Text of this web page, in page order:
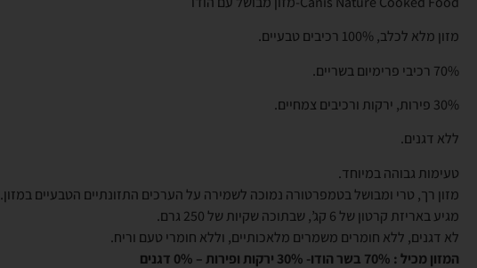
מזון מלא לכלב, 100% רכיבים טבעיים.
70% רכיבי פרימיום בשריים.
30% פירות, ירקות ורכיבים צמחיים.
ללא דגנים.
טעימות גבוהה במיוחד.
מזון רך, טרי ומבושל בטמפרטורה נמוכה לשמירה על הערכים התזונתיים הטבעיים במזון.
מגיע באריזת קרטון של 6 קג’, שבתוכה שקיות של 250 גרם.
לא דגנים, ללא חומרים משמרים מלאכותיים, וללא חומרי טעם וריח.
המזון מכיל : 70% בשר הודו- 30% ירקות ופירות – 0% דגנים